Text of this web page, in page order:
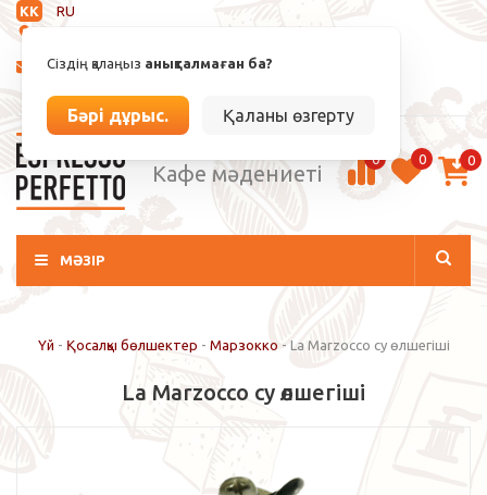
KK
RU
Сіздің қалаңыз анықталмаған ба?
Бәрі дұрыс. Қаланы өзгерту
info@espressoperfetto.kz
Кафе мәдениеті
0 0 0
МӘЗІР
Үй - Қосалқы бөлшектер - Марзокко - La Marzocco су өлшегіші
La Marzocco су өлшегіші